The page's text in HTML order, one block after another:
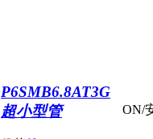
P6SMB6.8AT3G
超小型管
ON/